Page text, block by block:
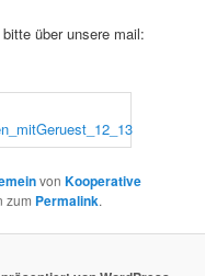
über unsere mail:
vonKooperative
zum Permalink.